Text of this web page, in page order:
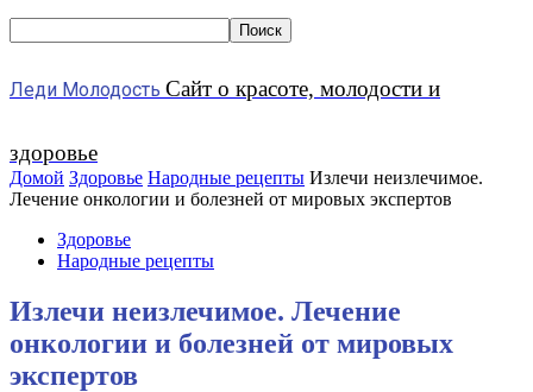
Леди Молодость Сайт о красоте, молодости и
здоровье
Домой Здоровье Народные рецепты Излечи неизлечимое.
Лечение онкологии и болезней от мировых экспертов
Здоровье
Народные рецепты
Излечи неизлечимое. Лечение
онкологии и болезней от мировых
экспертов